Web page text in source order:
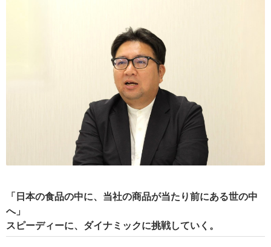
「日本の食品の中に、当社の商品が当たり前にある世の中
へ」
スピーディーに、ダイナミックに挑戦していく。